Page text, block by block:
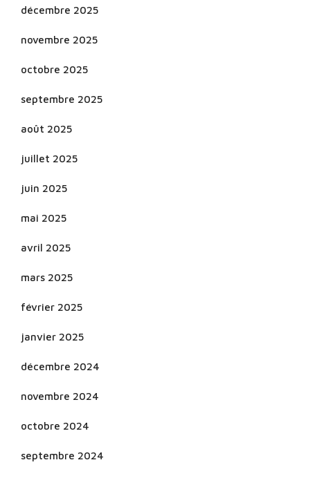
décembre 2025
novembre 2025
octobre 2025
septembre 2025
août 2025
juillet 2025
juin 2025
mai 2025
avril 2025
mars 2025
février 2025
janvier 2025
décembre 2024
novembre 2024
octobre 2024
septembre 2024